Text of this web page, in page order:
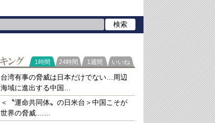
ランキング
1時間 24時間 1週間 いいね
台湾有事の脅威は日本だけでない…周辺
海域に進出する中国…
＜〝運命共同体〟の日米台＞中国こそが
世界の脅威....…